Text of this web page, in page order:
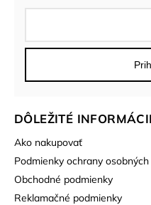
DÔLEŽITÉ
Ako nakupovať
Podmienky ochrany
Obchodné podmienky
Reklamačné podmienky